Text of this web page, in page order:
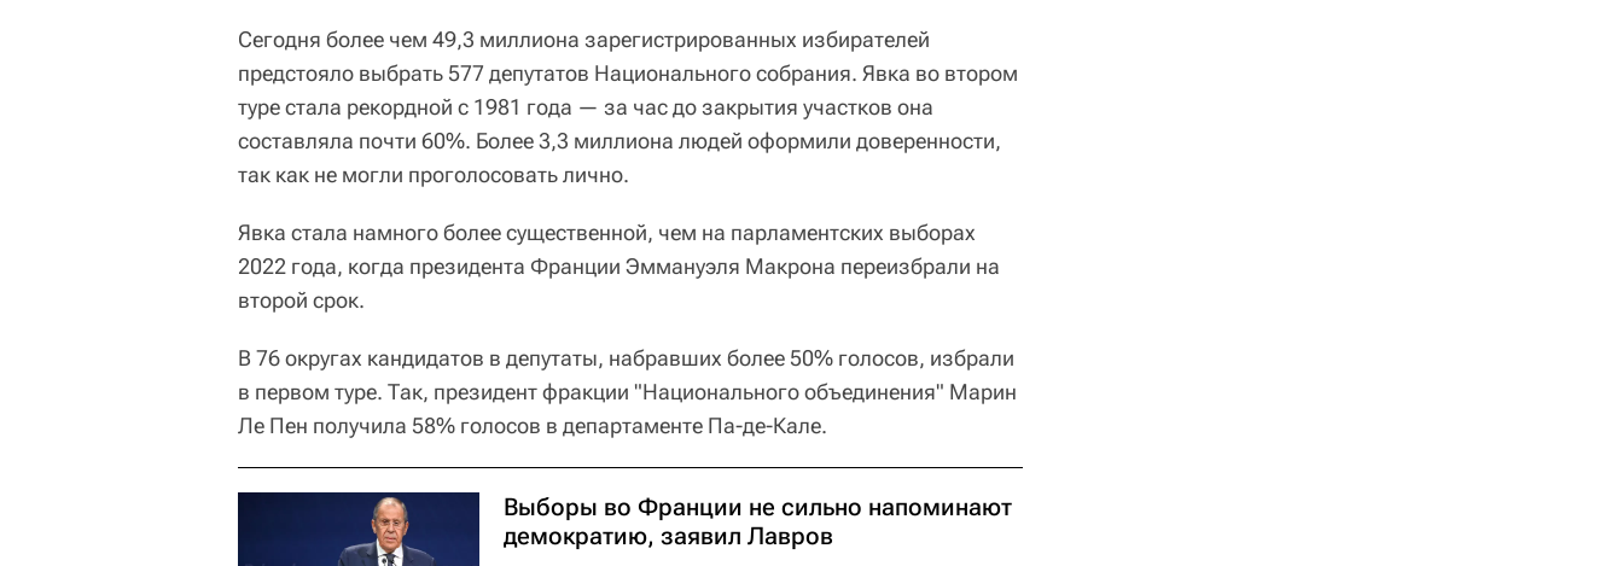
Сегодня более чем 49,3 миллиона зарегистрированных избирателей
предстояло выбрать 577 депутатов Национального собрания. Явка во втором
туре стала рекордной с 1981 года — за час до закрытия участков она
составляла почти 60%. Более 3,3 миллиона людей оформили доверенности,
так как не могли проголосовать лично.
Явка стала намного более существенной, чем на парламентских выборах
2022 года, когда президента Франции Эммануэля Макрона переизбрали на
второй срок.
В 76 округах кандидатов в депутаты, набравших более 50% голосов, избрали
в первом туре. Так, президент фракции "Национального объединения" Марин
Ле Пен получила 58% голосов в департаменте Па-де-Кале.
Выборы во Франции не сильно напоминают
демократию, заявил Лавров